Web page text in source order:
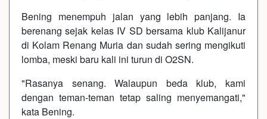
Bening menempuh jalan yang lebih panjang. Ia
berenang sejak kelas IV SD bersama klub Kalijanur
di Kolam Renang Muria dan sudah sering mengikuti
lomba, meski baru kali ini turun di O2SN.
"Rasanya senang. Walaupun beda klub, kami
dengan teman-teman tetap saling menyemangati,"
kata Bening.